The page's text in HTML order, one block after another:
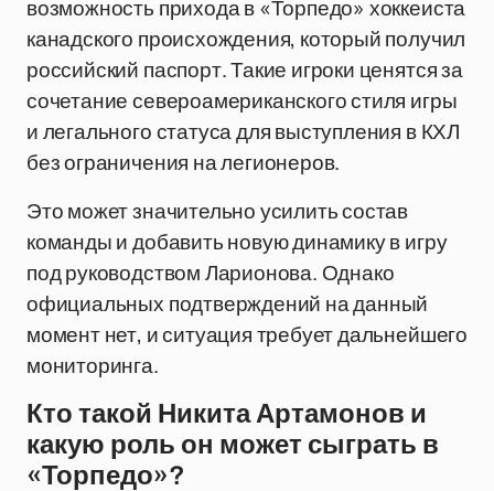
возможность прихода в «Торпедо» хоккеиста
канадского происхождения, который получил
российский паспорт. Такие игроки ценятся за
сочетание североамериканского стиля игры
и легального статуса для выступления в КХЛ
без ограничения на легионеров.
Это может значительно усилить состав
команды и добавить новую динамику в игру
под руководством Ларионова. Однако
официальных подтверждений на данный
момент нет, и ситуация требует дальнейшего
мониторинга.
Кто такой Никита Артамонов и
какую роль он может сыграть в
«Торпедо»?